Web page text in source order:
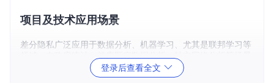
项目及技术应用场景
差分隐私广泛应用于数据分析、机器学习、尤其是联邦学习等
中，差分隐私技术能有效平衡公众获取信息的需求与个人信息
的隐私保护。例如，Google、Facebook以及IBM都已在其产
登录后查看全文